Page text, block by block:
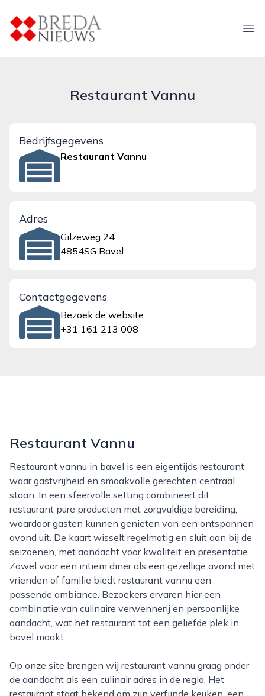
breda-nieuws.nl
Restaurant Vannu
Bedrijfsgegevens
Restaurant Vannu
Adres
Gilzeweg 24
4854SG Bavel
Contactgegevens
Bezoek de website
+31 161 213 008
Restaurant Vannu
Restaurant vannu in bavel is een eigentijds restaurant
waar gastvrijheid en smaakvolle gerechten centraal
staan. In een sfeervolle setting combineert dit
restaurant pure producten met zorgvuldige bereiding,
waardoor gasten kunnen genieten van een ontspannen
avond uit. De kaart wisselt regelmatig en sluit aan bij de
seizoenen, met aandacht voor kwaliteit en presentatie.
Zowel voor een intiem diner als een gezellige avond met
vrienden of familie biedt restaurant vannu een
passende ambiance. Bezoekers ervaren hier een
combinatie van culinaire verwennerij en persoonlijke
aandacht, wat het restaurant tot een geliefde plek in
bavel maakt.
Op onze site brengen wij restaurant vannu graag onder
de aandacht als een culinair adres in de regio. Het
restaurant staat bekend om zijn verfijnde keuken, een